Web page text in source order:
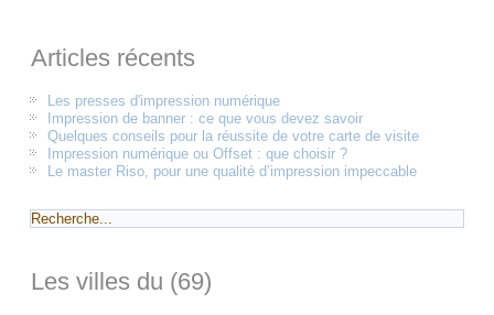
Articles récents
Les presses d'impression numérique
Impression de banner : ce que vous devez savoir
Quelques conseils pour la réussite de votre carte de visite
Impression numérique ou Offset : que choisir ?
Le master Riso, pour une qualité d’impression impeccable
Les villes du (69)